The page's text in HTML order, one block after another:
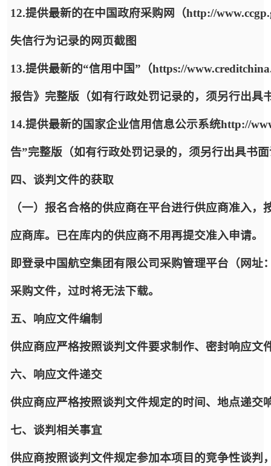
12.提供最新的在中国政府采购网（http://
失信行为记录的网页截图
13.提供最新的“信用中国”（https://
报告》完整版（如有行政处罚记录的，须另行出具
14.提供最新的国家企业信用信息公示系统http://
告”完整版（如有行政处罚记录的，须另行出具书
四、谈判文件的获取
（一）报名合格的供应商在平台进行供应商准入
应商库。已在库内的供应商不用再提交准入申请
即登录中国航空集团有限公司采购管理平台（网
采购文件，过时将无法下载。
五、响应文件编制
供应商应严格按照谈判文件要求制作、密封响应文
六、响应文件递交
供应商应严格按照谈判文件规定的时间、地点递交
七、谈判相关事宜
供应商按照谈判文件规定参加本项目的竞争性谈判